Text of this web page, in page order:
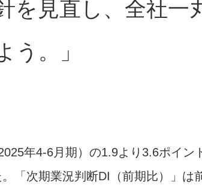
を見直し、全社一
。」
年4-6月期）の1.9より3.6ポイン
「次期業況判断DI（前期比）」は